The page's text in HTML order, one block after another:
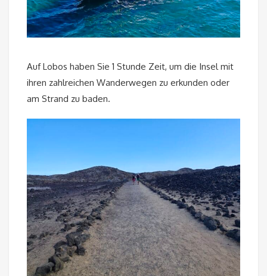
Auf Lobos haben Sie 1 Stunde Zeit, um die Insel mit
ihren zahlreichen Wanderwegen zu erkunden oder
am Strand zu baden.